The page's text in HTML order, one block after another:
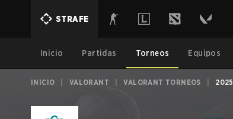
STRAFE
Inicio Partidas Torneos Equipos
INICIO VALORANT VALORANT TORNEOS